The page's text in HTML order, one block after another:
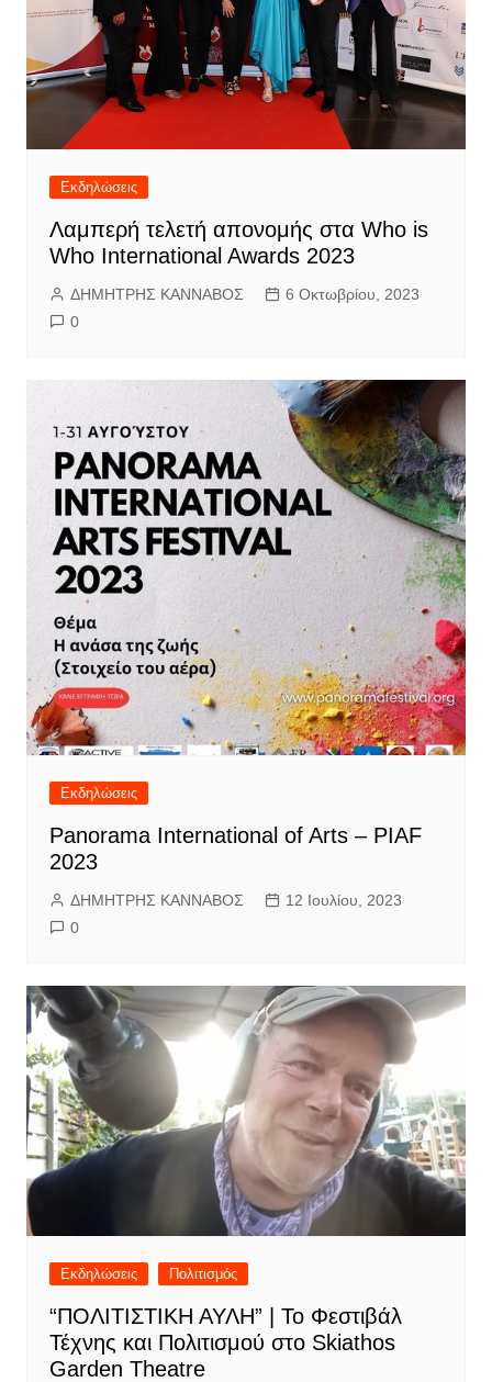
Εκδηλώσεις
Λαμπερή τελετή απονομής στα Who is
Who International Awards 2023
ΔΗΜΗΤΡΗΣ ΚΑΝΝΑΒΟΣ
6 Οκτωβρίου, 2023
0
Εκδηλώσεις
Panorama International of Arts – PIAF
2023
ΔΗΜΗΤΡΗΣ ΚΑΝΝΑΒΟΣ
12 Ιουλίου, 2023
0
Εκδηλώσεις Πολιτισμός
“ΠΟΛΙΤΙΣΤΙΚΗ ΑΥΛΗ” | Το Φεστιβάλ
Τέχνης και Πολιτισμού στο Skiathos
Garden Theatre